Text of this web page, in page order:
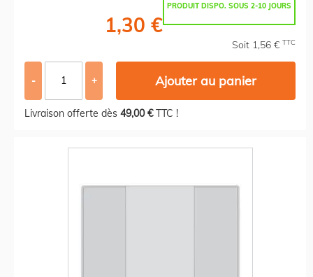
PRODUIT DISPO. SOUS 2-10 JOURS
1,30 €
Soit 1,56 € TTC
- + Ajouter au panier
Livraison offerte dès 49,00 €TTC !